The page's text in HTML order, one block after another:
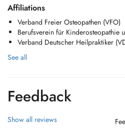
weitergebildet oder fortgebildet wie
Richard Royster (USA), Dr. Craig Zion
(Australien), Frank Römer, Dr. Robert
Fengler, Eric Hebgen.
Affiliations
Verband Freier Osteopathen (VFO)
Berufsverein für Kinderosteopathie
Verband Deutscher Heilpraktiker
See all
Feedback
Show all reviews